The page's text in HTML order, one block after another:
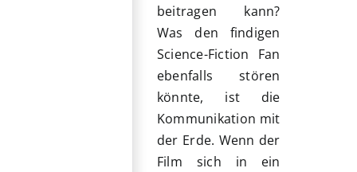
beitragen kann?
Was den findigen
Science-Fiction Fan
ebenfalls stören
könnte, ist die
Kommunikation mit
der Erde. Wenn der
Film sich in ein